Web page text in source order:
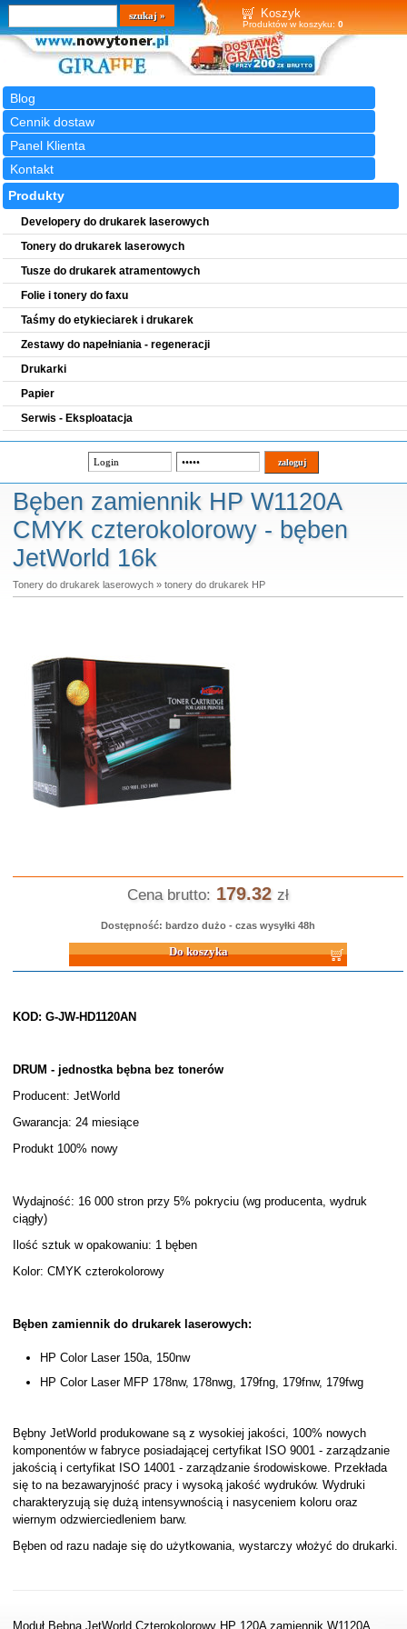
Koszyk
Produktów w koszyku: 0
Blog
Cennik dostaw
Panel Klienta
Kontakt
Wyszukiwarka
szukaj
Produkty
Developery do drukarek laserowych
Tonery do drukarek laserowych
Tusze do drukarek atramentowych
Folie i tonery do faxu
Taśmy do etykieciarek i drukarek
Zestawy do napełniania - regeneracji
Drukarki
Papier
Serwis - Eksploatacja
Bęben zamiennik HP W1120A
CMYK czterokolorowy - bęben
JetWorld 16k
Tonery do drukarek laserowych» tonery do drukarek HP
Cena brutto: 179.32 zł
Dostępność: bardzo dużo - czas wysyłki 48h
Do koszyka
KOD: G-JW-HD1120AN
DRUM - jednostka bębna bez tonerów
Producent: JetWorld
Gwarancja: 24 miesiące
Produkt 100% nowy
Wydajność: 16 000 stron przy 5% pokryciu (wg producenta, wydruk
ciągły)
Ilość sztuk w opakowaniu: 1 bęben
Kolor: CMYK czterokolorowy
Bęben zamiennik do drukarek laserowych:
HP Color Laser 150a, 150nw
HP Color Laser MFP 178nw, 178nwg, 179fng, 179fnw, 179fwg
Bębny JetWorld produkowane są z wysokiej jakości, 100% nowych
komponentów w fabryce posiadającej certyfikat ISO 9001 - zarządzanie
jakością i certyfikat ISO 14001 - zarządzanie środowiskowe. Przekłada
się to na bezawaryjność pracy i wysoką jakość wydruków. Wydruki
charakteryzują się dużą intensywnością i nasyceniem koloru oraz
wiernym odzwierciedleniem barw.
Bęben od razu nadaje się do użytkowania, wystarczy włożyć do drukarki.
Moduł Bębna JetWorld Czterokolorowy HP 120A zamiennik W1120A